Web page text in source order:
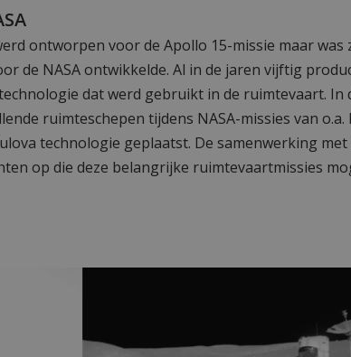
ontworpen voor de Apollo 15-missie maar was
de NASA ontwikkelde. Al in de jaren vijftig
dat werd gebruikt in de ruimtevaart. In
ruimteschepen tijdens NASA-missies van o.a.
technologie geplaatst. De samenwerking met
op die deze belangrijke ruimtevaartmissies